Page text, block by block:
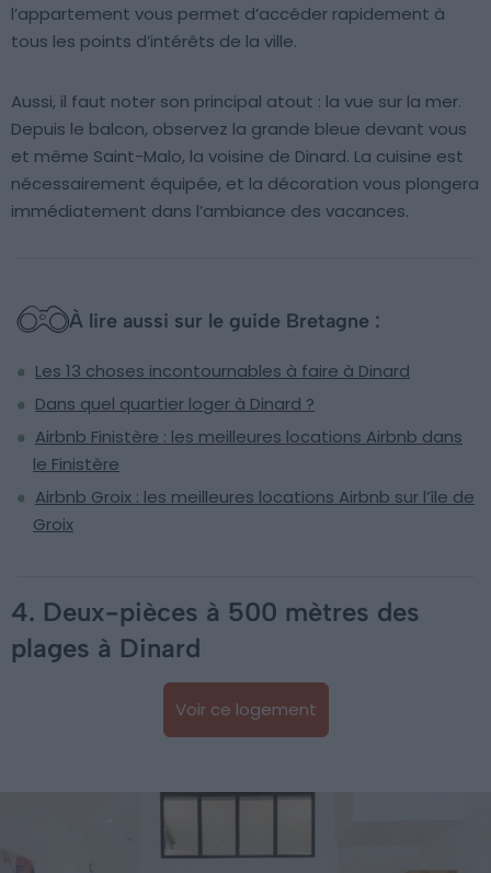
l’appartement vous permet d’accéder rapidement à
tous les points d’intérêts de la ville.
Aussi, il faut noter son principal atout : la vue sur la mer.
Depuis le balcon, observez la grande bleue devant vous
et même Saint-Malo, la voisine de Dinard. La cuisine est
nécessairement équipée, et la décoration vous plongera
immédiatement dans l’ambiance des vacances.
À lire aussi sur le guide Bretagne :
Les 13 choses incontournables à faire à Dinard
Dans quel quartier loger à Dinard ?
Airbnb Finistère : les meilleures locations Airbnb dans
le Finistère
Airbnb Groix : les meilleures locations Airbnb sur l’île de
Groix
4. Deux-pièces à 500 mètres des
plages à Dinard
Voir ce logement